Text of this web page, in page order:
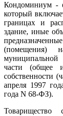
Кондоминиум -
который
границах и
здание, иные
(помещения)
части (общее
собственности
апреля 1997
года N 68-ФЗ).
Товарищество